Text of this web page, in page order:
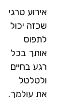
אירוע טרגי
שכזה יכול
לתפוס
אותך בכל
רגע בחיים
ולטלטל
את עולמך.